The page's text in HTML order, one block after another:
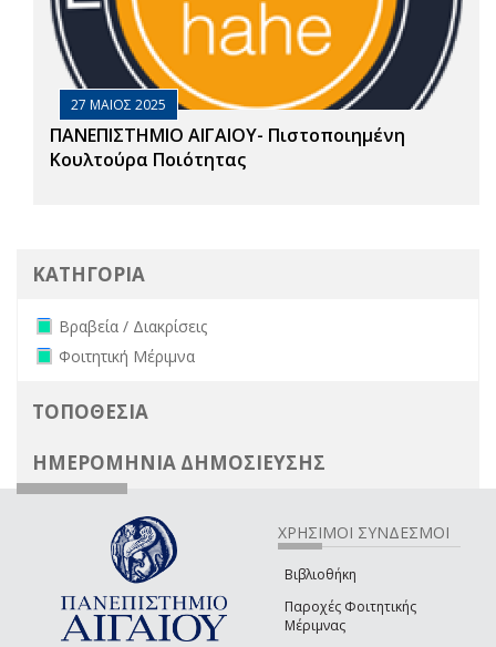
27 ΜΑΙΟΣ 2025
ΠΑΝΕΠΙΣΤΗΜΙΟ ΑΙΓΑΙΟΥ- Πιστοποιημένη
Κουλτούρα Ποιότητας
ΚΑΤΗΓΟΡΙΑ
Remove Βραβεία / Διακρίσεις filter
Βραβεία / Διακρίσεις
Remove Φοιτητική Μέριμνα filter
Φοιτητική Μέριμνα
ΤΟΠΟΘΕΣΙΑ
ΗΜΕΡΟΜΗΝΙΑ ΔΗΜΟΣΙΕΥΣΗΣ
ΧΡΗΣΙΜΟΙ ΣΥΝΔΕΣΜΟΙ
Βιβλιοθήκη
Παροχές Φοιτητικής
Μέριμνας